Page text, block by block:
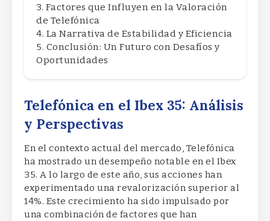
Factores que Influyen en la Valoración
de Telefónica
La Narrativa de Estabilidad y Eficiencia
Conclusión: Un Futuro con Desafíos y
Oportunidades
Telefónica en el Ibex 35: Análisis
y Perspectivas
En el contexto actual del mercado, Telefónica
ha mostrado un desempeño notable en el Ibex
35. A lo largo de este año, sus acciones han
experimentado una revalorización superior al
14%. Este crecimiento ha sido impulsado por
una combinación de factores que han